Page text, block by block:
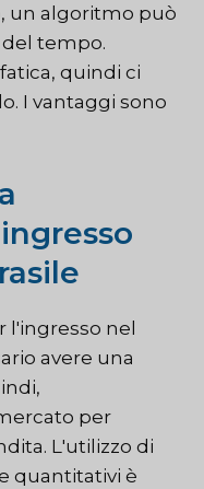
un algoritmo può
tempo.
quindi ci
I vantaggi sono
l'ingresso nel
avere una
per
L'utilizzo di
quantitativi è